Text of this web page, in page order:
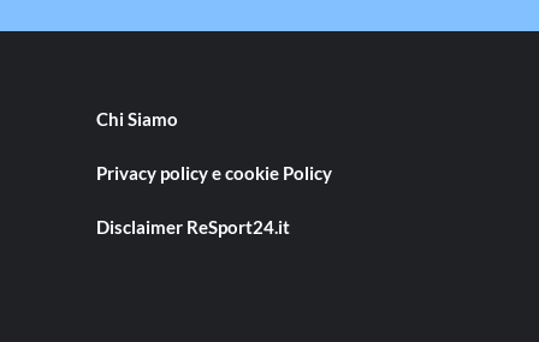
Chi Siamo
Privacy policy e cookie Policy
Disclaimer ReSport24.it